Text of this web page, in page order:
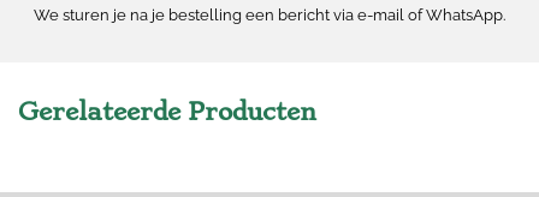
We sturen je na je bestelling een bericht via e-mail of WhatsApp.
Gerelateerde Producten